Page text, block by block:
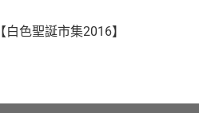
【白色聖誕市集2016】